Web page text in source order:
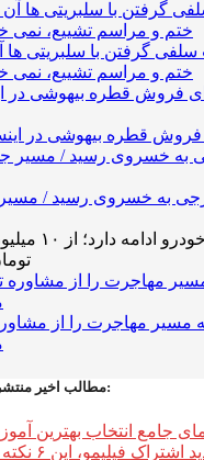
گرفتن با سلبریتی
ختم و مراسم تشییع، نمی
فروش قطره بیهوشی در
به خسروی رسید / مسیر
مهاجرت را از مشاوره
مطالب اخیر منتشر شده در مجله گیشه سینما:
قبل از